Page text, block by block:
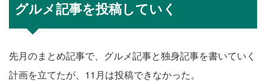
グルメ記事を投稿していく
先月のまとめ記事で、グルメ記事と独身記事を書いていく
計画を立てたが、11月は投稿できなかった。